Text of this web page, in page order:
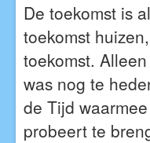
De toekomst is
toekomst
toekomst.
was nog te
de Tijd
probeert te